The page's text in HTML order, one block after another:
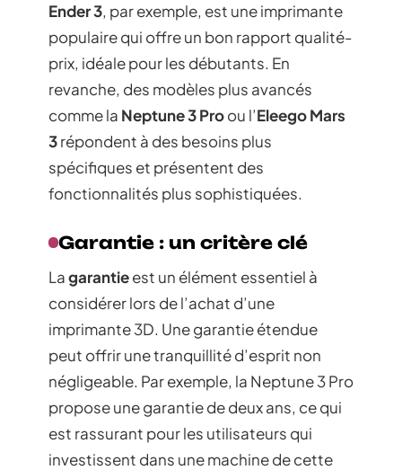
Ender 3, par exemple, est une imprimante
populaire qui offre un bon rapport qualité-
prix, idéale pour les débutants. En
revanche, des modèles plus avancés
comme la Neptune 3 Proou l’Eleego Mars
3répondent à des besoins plus
spécifiques et présentent des
fonctionnalités plus sophistiquées.
Garantie : un critère clé
Lagarantieest un élément essentiel à
considérer lors de l’achat d’une
imprimante 3D. Une garantie étendue
peut offrir une tranquillité d’esprit non
négligeable. Par exemple, la Neptune 3 Pro
propose une garantie de deux ans, ce qui
est rassurant pour les utilisateurs qui
investissent dans une machine de cette